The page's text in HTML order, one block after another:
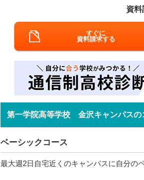
資料
すぐに
資料請求する
第一学院高等学校 金沢キャンパスの
ベーシックコース
最大週2日自宅近くのキャンパスに自分の